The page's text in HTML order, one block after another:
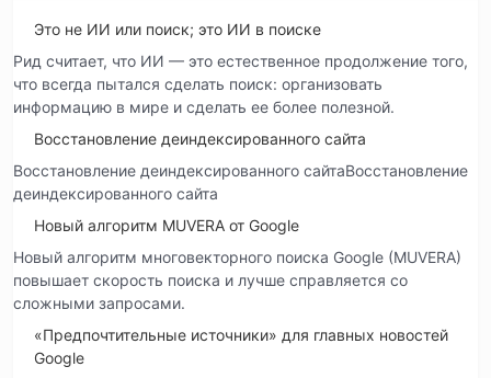
Это не ИИ или поиск; это ИИ в поиске
Рид считает, что ИИ — это естественное продолжение того,
что всегда пытался сделать поиск: организовать
информацию в мире и сделать ее более полезной.
Восстановление деиндексированного сайта
Восстановление деиндексированного сайтаВосстановление
деиндексированного сайта
Новый алгоритм MUVERA от Google
Новый алгоритм многовекторного поиска Google (MUVERA)
повышает скорость поиска и лучше справляется со
сложными запросами.
«Предпочтительные источники» для главных новостей
Google